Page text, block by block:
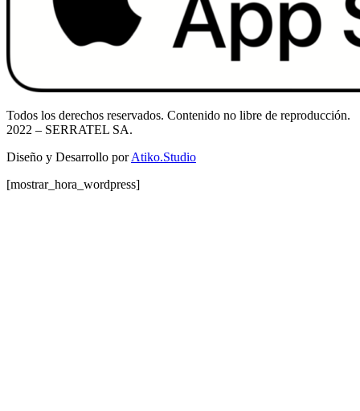
Todos los derechos reservados. Contenido no libre de reproducción.
2022 – SERRATEL SA.
Diseño y Desarrollo porAtiko.Studio
[mostrar_hora_wordpress]